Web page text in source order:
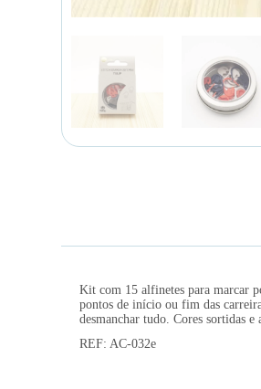
Kit com 15 alfinetes para marcar
pontos de início ou fim das
desmanchar tudo. Cores sortidas e
REF: AC-032e